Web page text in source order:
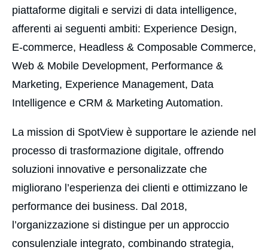
piattaforme digitali e servizi di data intelligence,
afferenti ai seguenti ambiti: Experience Design,
E‑commerce, Headless & Composable Commerce,
Web & Mobile Development, Performance &
Marketing, Experience Management, Data
Intelligence e CRM & Marketing Automation.
La mission di SpotView è supportare le aziende nel
processo di trasformazione digitale, offrendo
soluzioni innovative e personalizzate che
migliorano l’esperienza dei clienti e ottimizzano le
performance dei business. Dal 2018,
l’organizzazione si distingue per un approccio
consulenziale integrato, combinando strategia,